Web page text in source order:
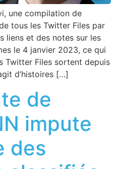
une compilation de
tous les Twitter Files par
liens et des notes sur les
le 4 janvier 2023, ce qui
Twitter Files sortent depuis
d’histoires […]
de
impute
des